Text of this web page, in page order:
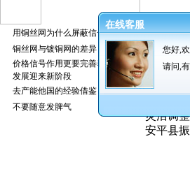
用铜丝网为什么屏蔽信号好
铜丝网与镀铜网的差异
价格信号作用更要完善养猪业
发展迎来新阶段
去产能他国的经验借鉴
不要随意发脾气
猪病的
灵活调
安平县
在线客服
您好,
请问,